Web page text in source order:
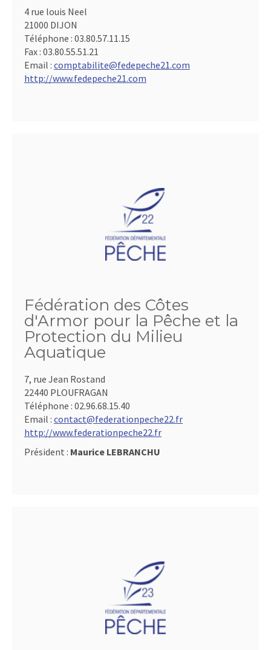
4 rue louis Neel
21000 DIJON
Téléphone : 03.80.57.11.15
Fax : 03.80.55.51.21
Email : comptabilite@fedepeche21.com
http://www.fedepeche21.com
Fédération des Côtes
d'Armor pour la Pêche et la
Protection du Milieu
Aquatique
7, rue Jean Rostand
22440 PLOUFRAGAN
Téléphone : 02.96.68.15.40
Email : contact@federationpeche22.fr
http://www.federationpeche22.fr
Président : Maurice LEBRANCHU